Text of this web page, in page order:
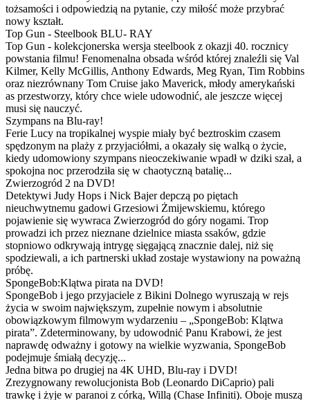
tożsamości i odpowiedzią na pytanie, czy miłość może przybrać
nowy kształt.
Top Gun - Steelbook BLU- RAY
Top Gun - kolekcjonerska wersja steelbook z okazji 40. rocznicy
powstania filmu! Fenomenalna obsada wśród której znaleźli się Val
Kilmer, Kelly McGillis, Anthony Edwards, Meg Ryan, Tim Robbins
oraz niezrównany Tom Cruise jako Maverick, młody amerykański
as przestworzy, który chce wiele udowodnić, ale jeszcze więcej
musi się nauczyć.
Szympans na Blu-ray!
Ferie Lucy na tropikalnej wyspie miały być beztroskim czasem
spędzonym na plaży z przyjaciółmi, a okazały się walką o życie,
kiedy udomowiony szympans nieoczekiwanie wpadł w dziki szał, a
spokojna noc przerodziła się w chaotyczną batalię...
Zwierzogród 2 na DVD!
Detektywi Judy Hops i Nick Bajer depczą po piętach
nieuchwytnemu gadowi Grzesiowi Żmijewskiemu, którego
pojawienie się wywraca Zwierzogród do góry nogami. Trop
prowadzi ich przez nieznane dzielnice miasta ssaków, gdzie
stopniowo odkrywają intrygę sięgającą znacznie dalej, niż się
spodziewali, a ich partnerski układ zostaje wystawiony na poważną
próbę.
SpongeBob:Klątwa pirata na DVD!
SpongeBob i jego przyjaciele z Bikini Dolnego wyruszają w rejs
życia w swoim największym, zupełnie nowym i absolutnie
obowiązkowym filmowym wydarzeniu – „SpongeBob: Klątwa
pirata”. Zdeterminowany, by udowodnić Panu Krabowi, że jest
naprawdę odważny i gotowy na wielkie wyzwania, SpongeBob
podejmuje śmiałą decyzję...
Jedna bitwa po drugiej na 4K UHD, Blu-ray i DVD!
Zrezygnowany rewolucjonista Bob (Leonardo DiCaprio) pali
trawkę i żyje w paranoi z córką, Willą (Chase Infiniti). Oboje muszą